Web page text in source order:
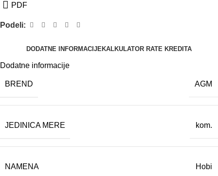
PDF
Podeli:
DODATNE INFORMACIJEKALKULATOR RATE KREDITA
Dodatne informacije
BREND AGM
JEDINICA MERE kom.
NAMENA Hobi